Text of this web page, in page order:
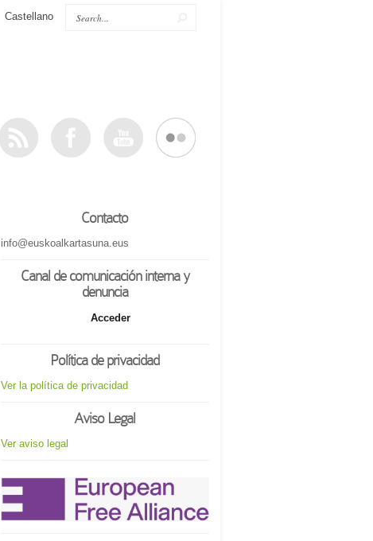
Castellano
Contacto
info@euskoalkartasuna.eus
Canal de comunicación interna y
denuncia
Acceder
Política de privacidad
Ver la política de privacidad
Aviso Legal
Ver aviso legal